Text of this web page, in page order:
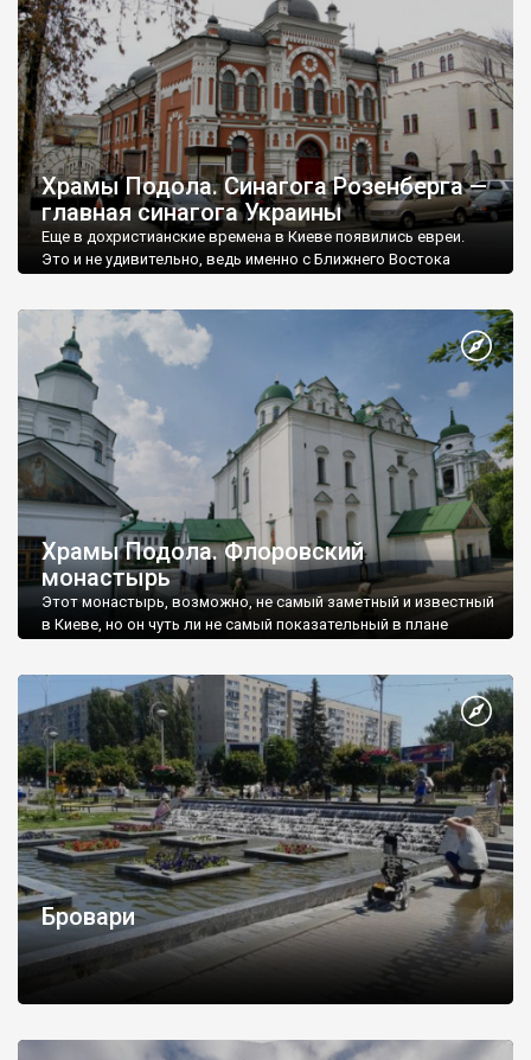
Храмы Подола. Синагога Розенберга —
главная синагога Украины
Еще в дохристианские времена в Киеве появились евреи.
Это и не удивительно, ведь именно с Ближнего Востока
Храмы Подола. Флоровский
монастырь
Этот монастырь, возможно, не самый заметный и известный
в Киеве, но он чуть ли не самый показательный в плане
Бровари